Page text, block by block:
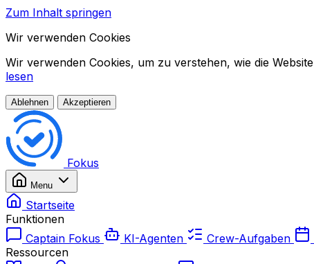
Zum Inhalt springen
Wir verwenden Cookies
Wir verwenden Cookies, um zu verstehen, wie die
lesen
Ablehnen Akzeptieren
Fokus
Menu
Startseite
Funktionen
Captain Fokus
KI-Agenten Crew-Aufgaben
Ressourcen